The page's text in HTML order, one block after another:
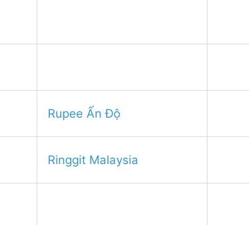
Rupee Ấn Độ
Ringgit Malaysia